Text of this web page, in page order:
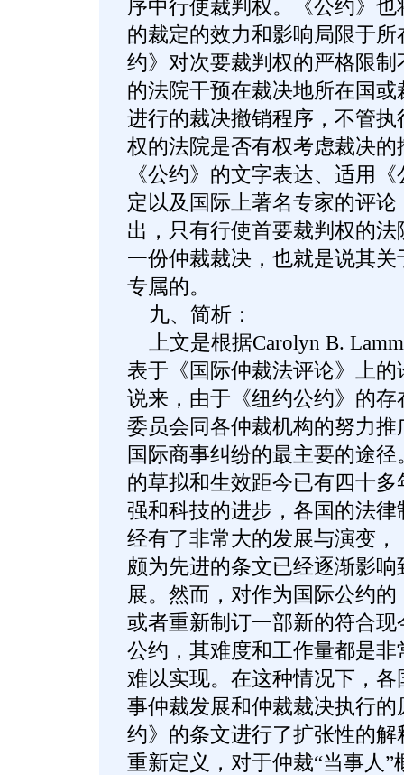
序中行使裁判权。《公约》
的裁定的效力和影响局限于
约》对次要裁判权的严格限
的法院干预在裁决地所在国
进行的裁决撤销程序，不管
权的法院是否有权考虑裁决
《公约》的文字表达、适用
定以及国际上著名专家的评
出，只有行使首要裁判权的
一份仲裁裁决，也就是说其
专属的。
九、简析：
上文是根据Carolyn B.
表于《国际仲裁法评论》上
说来，由于《纽约公约》的
委员会同各仲裁机构的努力
国际商事纠纷的最主要的途
的草拟和生效距今已有四十
强和科技的进步，各国的法
经有了非常大的发展与演变
颇为先进的条文已经逐渐影
展。然而，对作为国际公约
或者重新制订一部新的符合
公约，其难度和工作量都是
难以实现。在这种情况下，
事仲裁发展和仲裁裁决执行
约》的条文进行了扩张性的解
重新定义，对于仲裁“当事人